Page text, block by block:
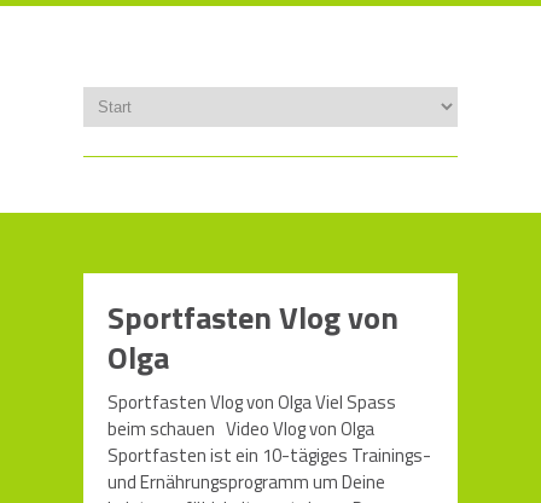
Sportfasten Vlog von
Olga
Sportfasten Vlog von Olga Viel Spass
beim schauen Video Vlog von Olga
Sportfasten ist ein 10-tägiges Trainings-
und Ernährungsprogramm um Deine